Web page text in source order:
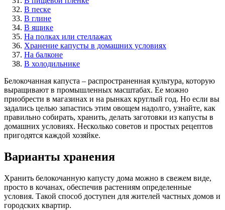
В песке
В глине
В ящике
На полках или стеллажах
Хранение капусты в домашних условиях
На балконе
В холодильнике
Белокочанная капуста – распространенная культура, которую
выращивают в промышленных масштабах. Ее можно
приобрести в магазинах и на рынках круглый год. Но если вы
задались целью запастись этим овощем надолго, узнайте, как
правильно собирать, хранить, делать заготовки из капусты в
домашних условиях. Несколько советов и простых рецептов
пригодятся каждой хозяйке.
Варианты хранения
Хранить белокочанную капусту дома можно в свежем виде,
просто в кочанах, обеспечив растениям определенные
условия. Такой способ доступен для жителей частных домов и
городских квартир.